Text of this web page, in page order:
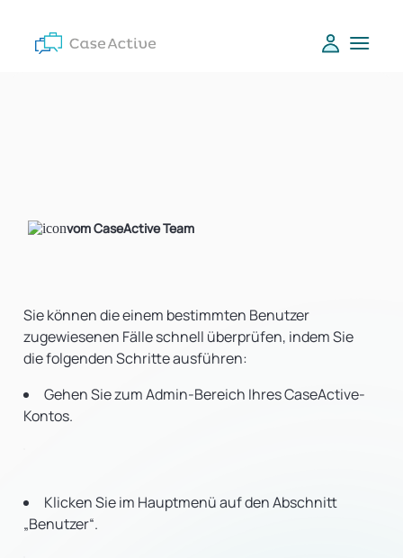
vom CaseActive Team
Sie können die einem bestimmten Benutzer
zugewiesenen Fälle schnell überprüfen, indem Sie
die folgenden Schritte ausführen:
Gehen Sie zum Admin-Bereich Ihres CaseActive-
Kontos.
Klicken Sie im Hauptmenü auf den Abschnitt
„Benutzer“.